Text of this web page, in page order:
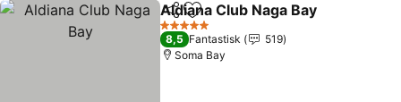
Del Legg til i favoritter
Aldiana Club Naga Bay
5 Stjerner
8,5 Fantastisk
519
Soma Bay